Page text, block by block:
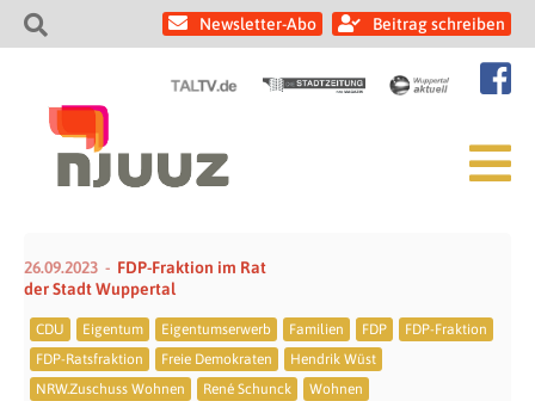
Newsletter-Abo Beitrag schreiben
26.09.2023
FDP-Fraktion im Rat
der Stadt Wuppertal
CDU Eigentum Eigentumserwerb Familien FDP
FDP-Fraktion
FDP-Ratsfraktion
Freie Demokraten
Hendrik Wüst
NRW.Zuschuss Wohnen
René Schunck
Wohnen